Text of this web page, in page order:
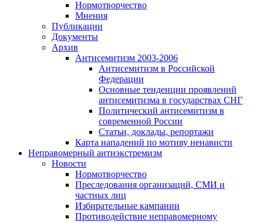
Нормотворчество
Мнения
Публикации
Документы
Архив
Антисемитизм 2003-2006
Антисемитизм в Российской
Федерации
Основные тенденции проявлений
антисемитизма в государствах СНГ
Политический антисемитизм в
современной России
Статьи, доклады, репортажи
Карта нападений по мотиву ненависти
Неправомерный антиэкстремизм
Новости
Нормотворчество
Преследования организаций, СМИ и
частных лиц
Избирательные кампании
Противодействие неправомерному